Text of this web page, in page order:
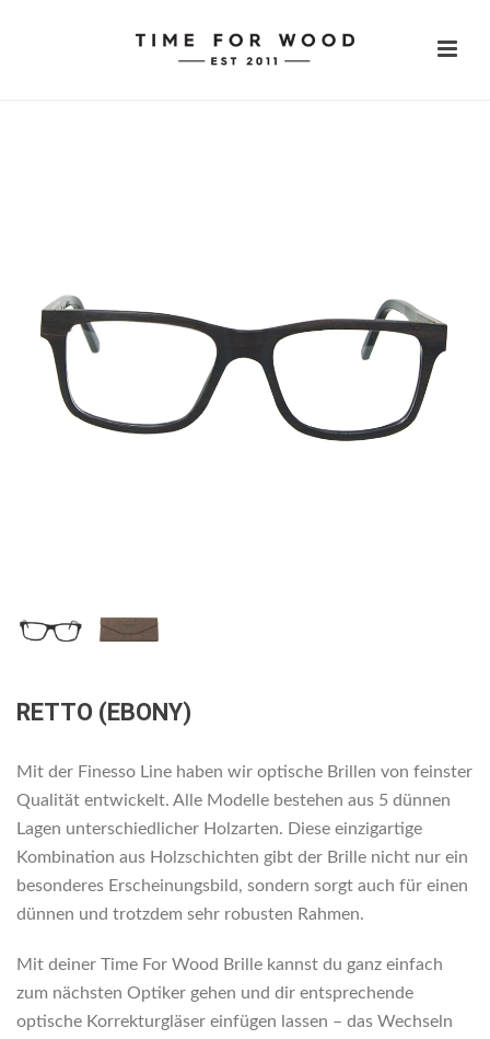
RETTO (EBONY)
Mit der Finesso Line haben wir optische Brillen von feinster
Qualität entwickelt. Alle Modelle bestehen aus 5 dünnen
Lagen unterschiedlicher Holzarten. Diese einzigartige
Kombination aus Holzschichten gibt der Brille nicht nur ein
besonderes Erscheinungsbild, sondern sorgt auch für einen
dünnen und trotzdem sehr robusten Rahmen.
Mit deiner Time For Wood Brille kannst du ganz einfach
zum nächsten Optiker gehen und dir entsprechende
optische Korrekturgläser einfügen lassen – das Wechseln